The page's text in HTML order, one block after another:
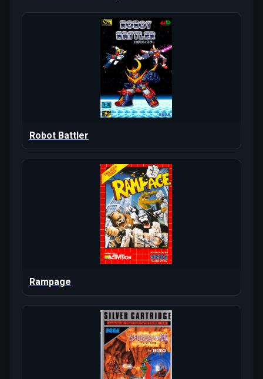
Robot Battler
Rampage